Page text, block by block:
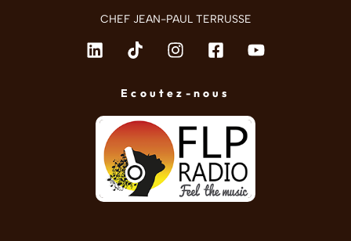
CHEF JEAN-PAUL TERRUSSE
Ecoutez-nous